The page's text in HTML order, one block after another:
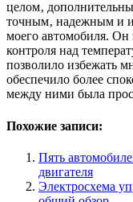
целом‚
точным‚ надежным и
моего автомобиля. Он
контроля над
позволило избежать
обеспечило более
между ними была
Похожие записи:
Пять
двигателя
Электросхема